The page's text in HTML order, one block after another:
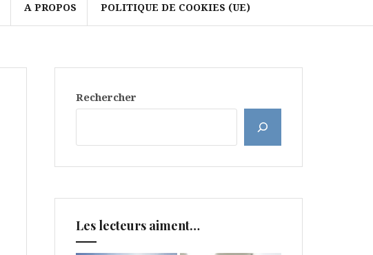
A PROPOS POLITIQUE DE COOKIES (UE)
Rechercher
Les lecteurs aiment…